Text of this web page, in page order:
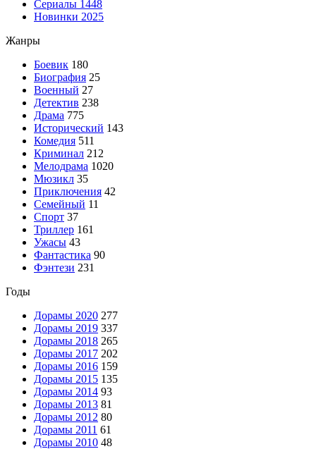
Сериалы 1448
Новинки 2025
Жанры
Боевик 180
Биография 25
Военный 27
Детектив 238
Драма 775
Исторический 143
Комедия 511
Криминал 212
Мелодрама 1020
Мюзикл 35
Приключения 42
Семейный 11
Спорт 37
Триллер 161
Ужасы 43
Фантастика 90
Фэнтези 231
Годы
Дорамы 2020 277
Дорамы 2019 337
Дорамы 2018 265
Дорамы 2017 202
Дорамы 2016 159
Дорамы 2015 135
Дорамы 2014 93
Дорамы 2013 81
Дорамы 2012 80
Дорамы 2011 61
Дорамы 2010 48